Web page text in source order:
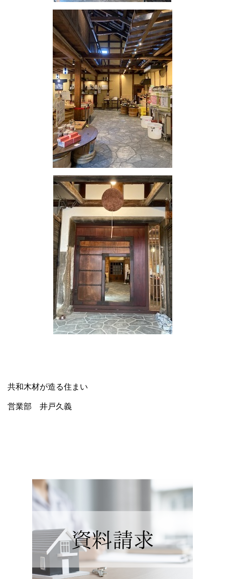
共和木材が造る住まい
営業部 井戸久義